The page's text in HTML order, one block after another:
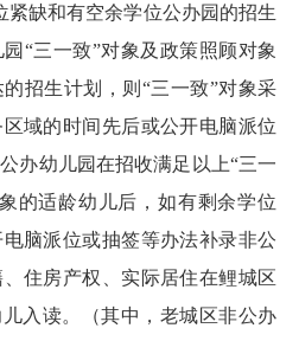
缺和有空余学位公办园的招生
“三一致”对象及政策照顾对象
招生计划，则“三一致”对象采
域的时间先后或公开电脑派位
办幼儿园在招收满足以上“三一
的适龄幼儿后，如有剩余学位
脑派位或抽签等办法补录非公
住房产权、实际居住在鲤城区
入读。（其中，老城区非公办